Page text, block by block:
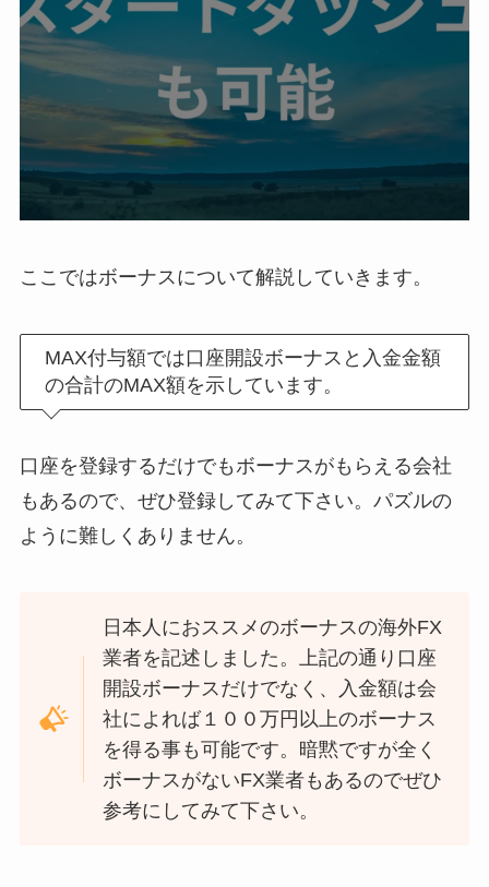
ここではボーナスについて解説していきます。
MAX付与額では口座開設ボーナスと入金金額
の合計のMAX額を示しています。
口座を登録するだけでもボーナスがもらえる会社
もあるので、ぜひ登録してみて下さい。パズルの
ように難しくありません。
日本人におススメのボーナスの海外FX
業者を記述しました。上記の通り口座
開設ボーナスだけでなく、入金額は会
社によれば１００万円以上のボーナス
を得る事も可能です。暗黙ですが全く
ボーナスがないFX業者もあるのでぜひ
参考にしてみて下さい。